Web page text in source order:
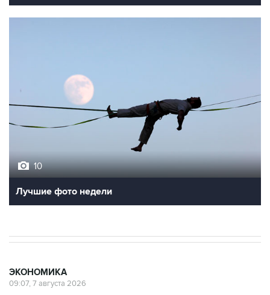
10
Лучшие фото недели
ЭКОНОМИКА
09:07, 7 августа 2026